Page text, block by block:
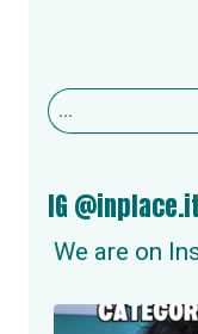
IG @inplace.it
We are on